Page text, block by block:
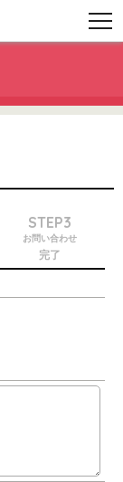
STEP3
お問い合わせ
完了